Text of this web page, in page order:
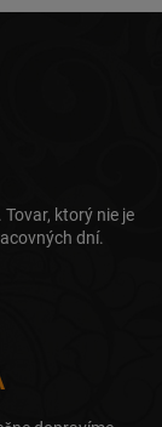
ktorý nie je
dní.